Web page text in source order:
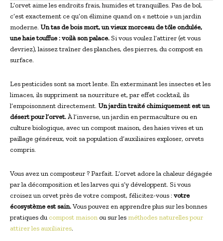
L’orvet aime les endroits frais, humides et tranquilles. Pas de bol,
c’est exactement ce qu’on élimine quand on « nettoie » un jardin
moderne. Un tas de bois mort, un vieux morceau de tôle ondulée,
une haie touffue : voilà son palace. Si vous voulez l’attirer (et vous
devriez), laissez traîner des planches, des pierres, du compost en
surface.
Les pesticides sont sa mort lente. En exterminant les insectes et les
limaces, ils suppriment sa nourriture et, par effet cocktail, ils
l’empoisonnent directement. Un jardin traité chimiquement est un
désert pour l’orvet.À l’inverse, un jardin en permaculture ou en
culture biologique, avec un compost maison, des haies vives et un
paillage généreux, voit sa population d’auxiliaires exploser, orvets
compris.
Vous avez un composteur ? Parfait. L’orvet adore la chaleur dégagée
par la décomposition et les larves qui s’y développent. Si vous
croisez un orvet près de votre compost, félicitez-vous : votre
écosystème est sain.Vous pouvez en apprendre plus sur les bonnes
pratiques du compost maison ou sur lesméthodes naturelles pour
attirer les auxiliaires.